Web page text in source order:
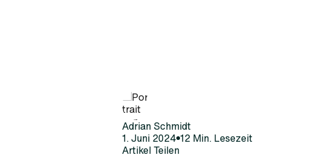
Adrian Schmidt
1.Juni 2024 12 Min. Lesezeit
Artikel Teilen